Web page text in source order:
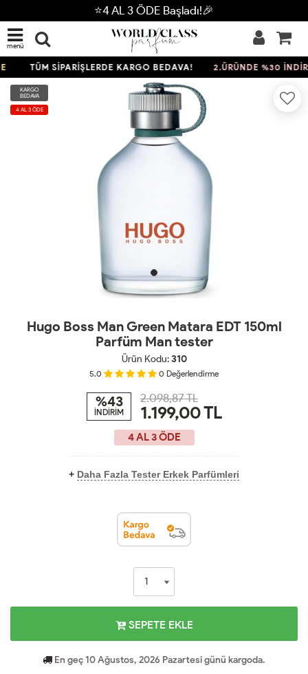
⭐4 AL 3 ÖDE Başladı!🎉
menü
TÜM SİPARİŞLERDE KARGO BEDAVA! 2.ÜRÜNDE %30 İNDİRİM
KARGO
BEDAVA
4 AL 3 ÖDE
Hugo Boss Man Green Matara EDT 150ml
Parfüm Man tester
Ürün Kodu:310
5.0 0 Değerlendirme
%43
İNDİRİM
2.098,87 TL
1.199,00TL
4 AL 3 ÖDE
+ Daha Fazla Tester Erkek Parfümleri
SEPETE EKLE
En geç 10 Ağustos, 2026 Pazartesi günü kargoda.